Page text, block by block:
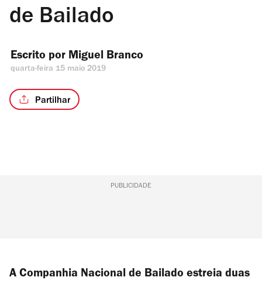
de Bailado
Escrito por Miguel Branco
quarta-feira 15 maio 2019
Partilhar
PUBLICIDADE
A Companhia Nacional de Bailado estreia duas